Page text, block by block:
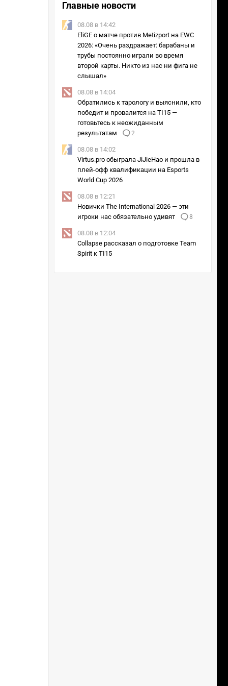
Главные новости
08.08 в 14:42
EliGE о матче против Metizport на EWC
2026: «Очень раздражает: барабаны и
трубы постоянно играли во время
второй карты. Никто из нас ни фига не
слышал»
08.08 в 14:04
Обратились к тарологу и выяснили, кто
победит и провалится на TI15 —
готовьтесь к неожиданным
результатам
2
08.08 в 14:02
Virtus.pro обыграла JiJieHao и прошла в
плей-офф квалификации на Esports
World Cup 2026
08.08 в 12:21
Новички The International 2026 — эти
игроки нас обязательно удивят
8
08.08 в 12:04
Collapse рассказал о подготовке Team
Spirit к TI15